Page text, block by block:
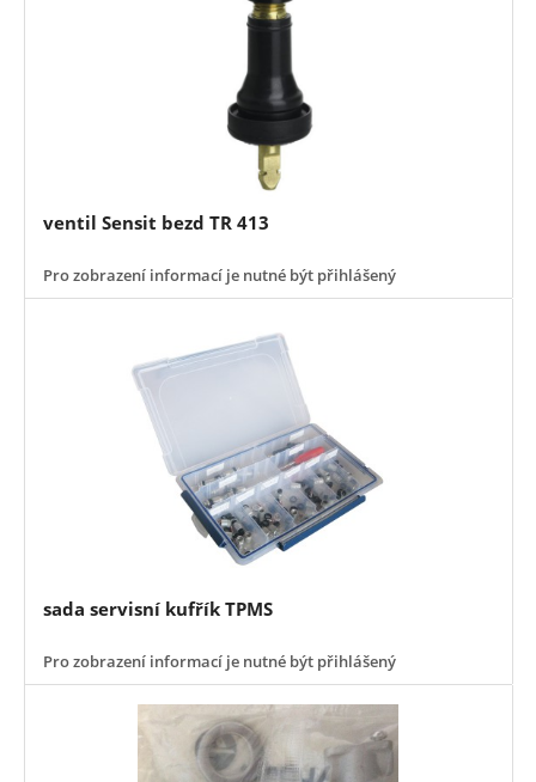
ventil Sensit bezd TR 413
Pro zobrazení informací je nutné být přihlášený
sada servisní kufřík TPMS
Pro zobrazení informací je nutné být přihlášený